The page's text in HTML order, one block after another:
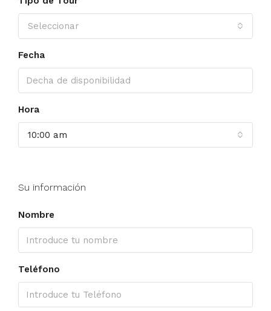
Seleccionar
Fecha
Hora
10:00 am
Su información
Nombre
Teléfono